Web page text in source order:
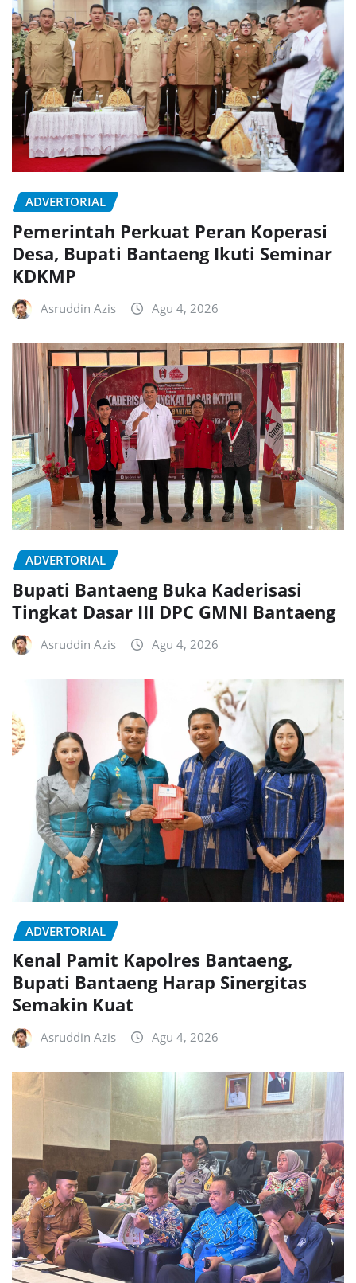
ADVERTORIAL
Pemerintah Perkuat Peran Koperasi
Desa, Bupati Bantaeng Ikuti Seminar
KDKMP
Asruddin Azis Agu 4, 2026
ADVERTORIAL
Bupati Bantaeng Buka Kaderisasi
Tingkat Dasar III DPC GMNI Bantaeng
Asruddin Azis Agu 4, 2026
ADVERTORIAL
Kenal Pamit Kapolres Bantaeng,
Bupati Bantaeng Harap Sinergitas
Semakin Kuat
Asruddin Azis Agu 4, 2026